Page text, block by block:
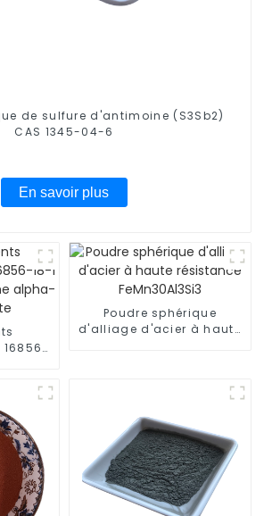
de sulfure d'antimoine (S3Sb2)
CAS 1345-04-6
En savoir plus
Poudre sphérique
d'alliage d'acier à haute